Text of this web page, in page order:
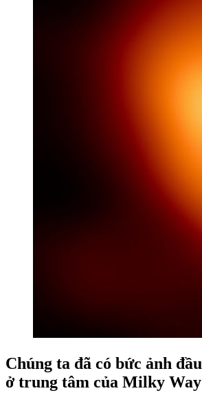
Chúng ta đã có bức ảnh
ở trung tâm của Milky Way